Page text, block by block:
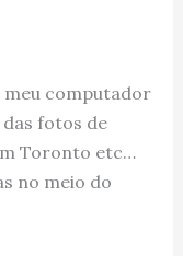
meu computador
fotos de
Toronto etc…
no meio do